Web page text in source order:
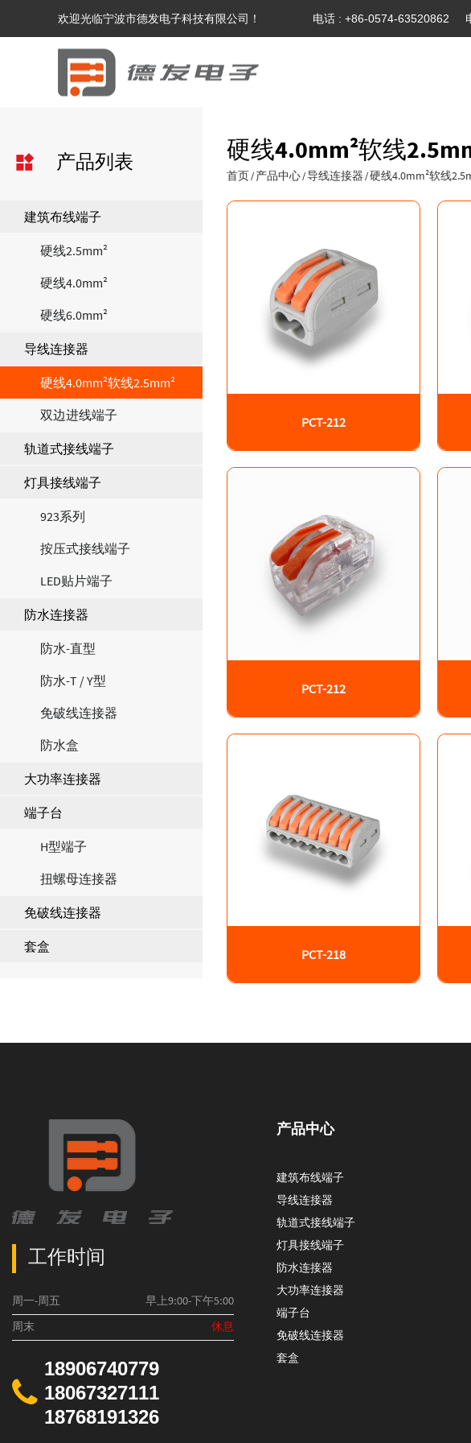
欢迎光临宁波市德发电子科技有限公司！ 电话 : +86-0574-63520862
产品列表
建筑布线端子
硬线2.5mm²
硬线4.0mm²
硬线6.0mm²
导线连接器
硬线4.0mm²软线2.5mm²
双边进线端子
轨道式接线端子
灯具接线端子
923系列
按压式接线端子
LED贴片端子
防水连接器
防水-直型
防水-T / Y型
免破线连接器
防水盒
大功率连接器
端子台
H型端子
扭螺母连接器
免破线连接器
套盒
硬线4.0mm²软线
首页/ 产品中心/导线连接器 /硬线4.0mm²软线
PCT-212
PCT-212
PCT-218
工作时间
周一-周五 早上9:00-下午5:00
周末 休息
18906740779
18067327111
18768191326
产品中心
建筑布线端子
导线连接器
轨道式接线端子
灯具接线端子
防水连接器
大功率连接器
端子台
免破线连接器
套盒